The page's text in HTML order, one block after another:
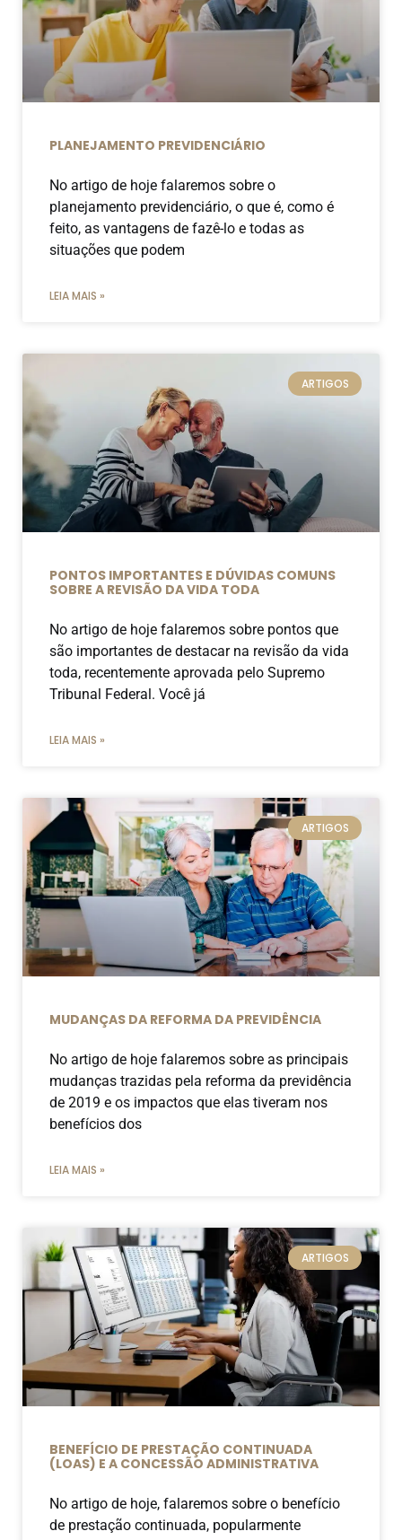
PLANEJAMENTO PREVIDENCIÁRIO
No artigo de hoje falaremos sobre o
planejamento previdenciário, o que é, como é
feito, as vantagens de fazê-lo e todas as
situações que podem
LEIA MAIS »
ARTIGOS
PONTOS IMPORTANTES E DÚVIDAS COMUNS
SOBRE A REVISÃO DA VIDA TODA
No artigo de hoje falaremos sobre pontos que
são importantes de destacar na revisão da vida
toda, recentemente aprovada pelo Supremo
Tribunal Federal. Você já
LEIA MAIS »
ARTIGOS
MUDANÇAS DA REFORMA DA PREVIDÊNCIA
No artigo de hoje falaremos sobre as principais
mudanças trazidas pela reforma da previdência
de 2019 e os impactos que elas tiveram nos
benefícios dos
LEIA MAIS »
ARTIGOS
BENEFÍCIO DE PRESTAÇÃO CONTINUADA
(LOAS) E A CONCESSÃO ADMINISTRATIVA
No artigo de hoje, falaremos sobre o benefício
de prestação continuada, popularmente